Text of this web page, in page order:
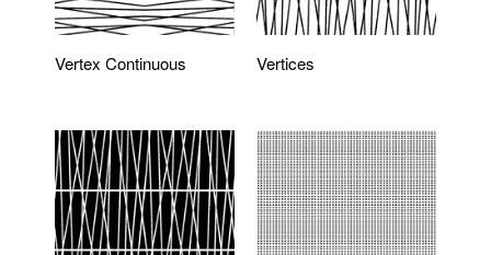
Vertex Continuous Vertices